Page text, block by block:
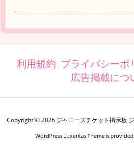
利用規約 プライバシーポ
広告掲載につ
Copyright ©2026 ジャニーズチケット掲示板
WordPress Luxeritas Theme is